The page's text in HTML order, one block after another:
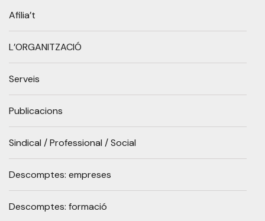
Afilia’t
L’ORGANITZACIÓ
Serveis
Publicacions
Sindical / Professional / Social
Descomptes: empreses
Descomptes: formació